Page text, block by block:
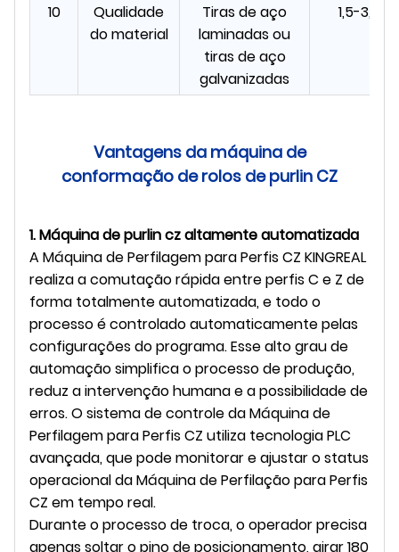
10
Qualidade
do material
Tiras de aço
laminadas ou
tiras de aço
galvanizadas
1,5-3,0
Vantagens da máquina de
conformação de rolos de purlin CZ
1. Máquina de purlin cz altamente automatizada
A Máquina de Perfilagem para Perfis CZ KINGREAL
realiza a comutação rápida entre perfis C e Z de
forma totalmente automatizada, e todo o
processo é controlado automaticamente pelas
configurações do programa. Esse alto grau de
automação simplifica o processo de produção,
reduz a intervenção humana e a possibilidade de
erros. O sistema de controle da Máquina de
Perfilagem para Perfis CZ utiliza tecnologia PLC
avançada, que pode monitorar e ajustar o status
operacional da Máquina de Perfilação para Perfis
CZ em tempo real.
Durante o processo de troca, o operador precisa
apenas soltar o pino de posicionamento, girar 180